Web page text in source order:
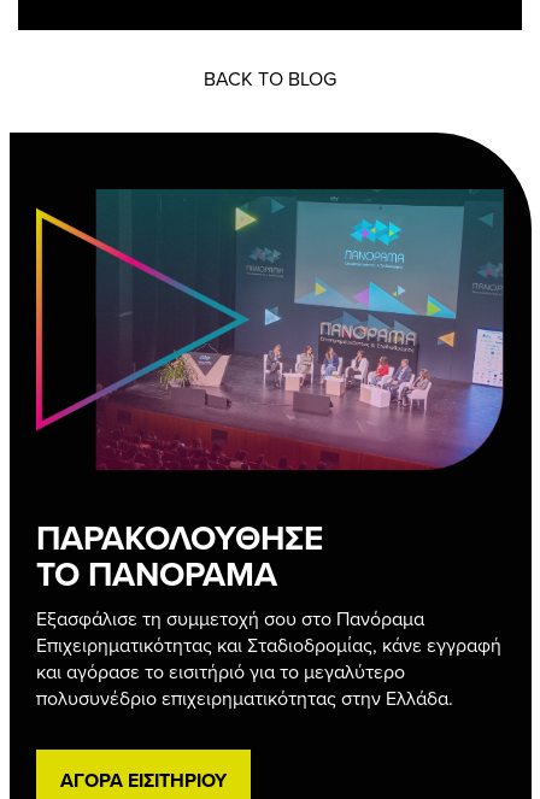
BACK TO BLOG
ΠΑΡΑΚΟΛΟΥΘΗΣΕ
ΤΟ ΠΑΝΟΡΑΜΑ
Εξασφάλισε τη συμμετοχή σου στο Πανόραμα
Επιχειρηματικότητας και Σταδιοδρομίας, κάνε εγγραφή
και αγόρασε το εισιτήριό για το μεγαλύτερο
πολυσυνέδριο επιχειρηματικότητας στην Ελλάδα.
ΑΓΟΡΑ ΕΙΣΙΤΗΡΙΟΥ